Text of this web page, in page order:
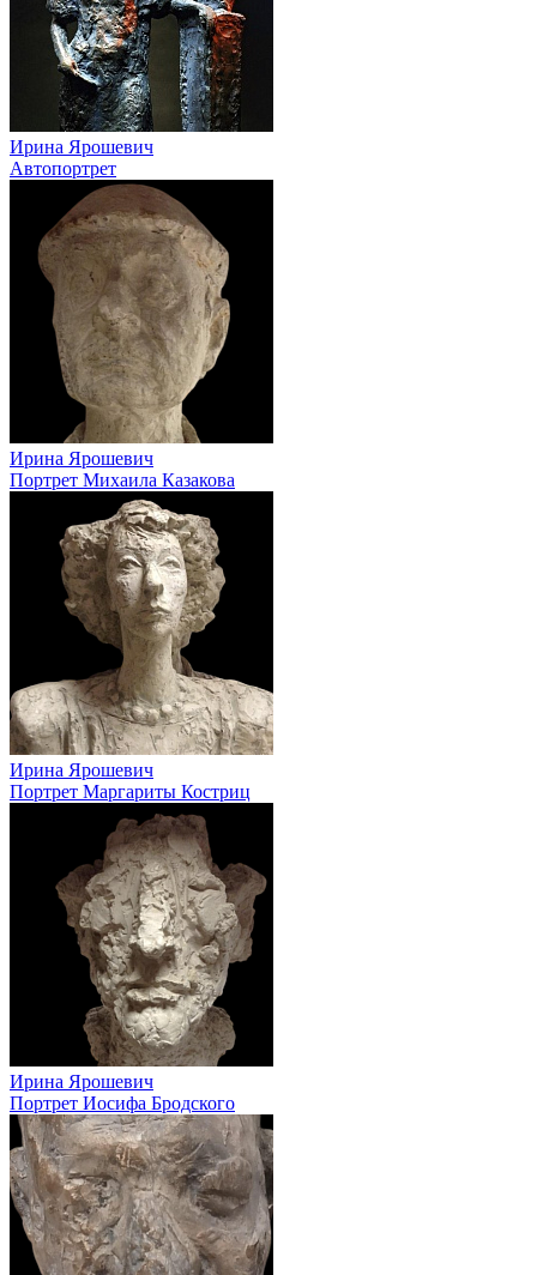
Ирина Ярошевич
Автопортрет
Ирина Ярошевич
Портрет Михаила Казакова
Ирина Ярошевич
Портрет Маргариты Костриц
Ирина Ярошевич
Портрет Иосифа Бродского